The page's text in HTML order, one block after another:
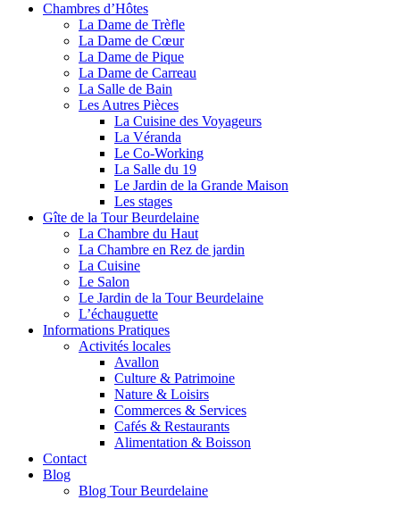
Chambres d’Hôtes
La Dame de Trèfle
La Dame de Cœur
La Dame de Pique
La Dame de Carreau
La Salle de Bain
Les Autres Pièces
La Cuisine des Voyageurs
La Véranda
Le Co-Working
La Salle du 19
Le Jardin de la Grande Maison
Les stages
Gîte de la Tour Beurdelaine
La Chambre du Haut
La Chambre en Rez de jardin
La Cuisine
Le Salon
Le Jardin de la Tour Beurdelaine
L’échauguette
Informations Pratiques
Activités locales
Avallon
Culture & Patrimoine
Nature & Loisirs
Commerces & Services
Cafés & Restaurants
Alimentation & Boisson
Contact
Blog
Blog Tour Beurdelaine